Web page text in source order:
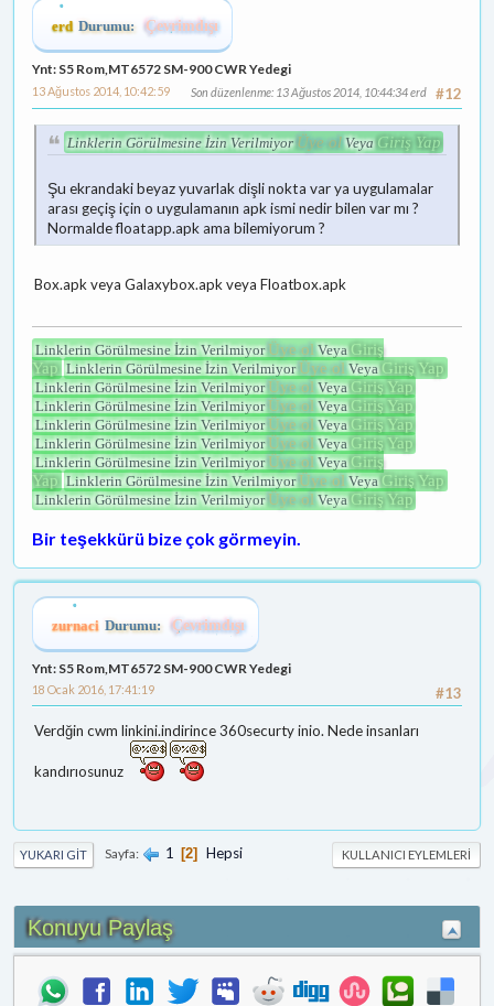
erd Durumu: Çevrimdışı
Ynt: S5 Rom,MT6572 SM-900 CWR Yedegi
#12
13 Ağustos 2014, 10:42:59 Son düzenlenme: 13 Ağustos 2014, 10:44:34 erd
Linklerin Görülmesine İzin Verilmiyor Üye olVeya Giriş Yap
Şu ekrandaki beyaz yuvarlak dişli nokta var ya uygulamalar
arası geçiş için o uygulamanın apk ismi nedir bilen var mı ?
Normalde floatapp.apk ama bilemiyorum ?
Box.apk veya Galaxybox.apk veya Floatbox.apk
Linklerin Görülmesine İzin Verilmiyor Üye ol Veya Giriş
Yap Linklerin Görülmesine İzin Verilmiyor Üye ol Veya Giriş Yap
Linklerin Görülmesine İzin Verilmiyor Üye ol Veya Giriş Yap
Linklerin Görülmesine İzin Verilmiyor Üye ol Veya Giriş Yap
Linklerin Görülmesine İzin Verilmiyor Üye ol Veya Giriş Yap
Linklerin Görülmesine İzin Verilmiyor Üye ol Veya Giriş Yap
Linklerin Görülmesine İzin Verilmiyor Üye ol Veya Giriş
Yap Linklerin Görülmesine İzin Verilmiyor Üye ol Veya Giriş Yap
Linklerin Görülmesine İzin Verilmiyor Üye ol Veya Giriş Yap
Bir teşekkürü bize çok görmeyin.
zurnaci Durumu: Çevrimdışı
Ynt: S5 Rom,MT6572 SM-900 CWR Yedegi
#13
18 Ocak 2016, 17:41:19
Verdğin cwm linkini.indirince 360securty inio. Nede insanları
kandırıosunuz
YUKARI GIT Sayfa 1 2 Hepsi KULLANICI EYLEMLERI
Konuyu Paylaş